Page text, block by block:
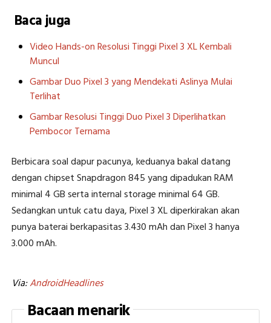
Baca juga
Video Hands-on Resolusi Tinggi Pixel 3 XL Kembali
Muncul
Gambar Duo Pixel 3 yang Mendekati Aslinya Mulai
Terlihat
Gambar Resolusi Tinggi Duo Pixel 3 Diperlihatkan
Pembocor Ternama
Berbicara soal dapur pacunya, keduanya bakal datang
dengan chipset Snapdragon 845 yang dipadukan RAM
minimal 4 GB serta internal storage minimal 64 GB.
Sedangkan untuk catu daya, Pixel 3 XL diperkirakan akan
punya baterai berkapasitas 3.430 mAh dan Pixel 3 hanya
3.000 mAh.
Via:AndroidHeadlines
Bacaan menarik